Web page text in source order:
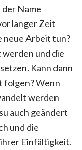
der Name
langer Zeit
neue Arbeit tun?
und die
Kann dann
folgen? Wenn
werden
auch geändert
und die
Einfältigkeit.